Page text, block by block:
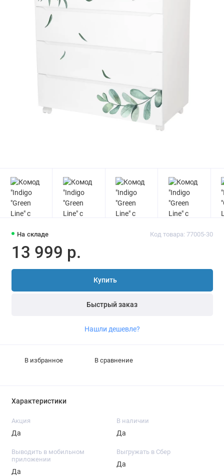
На складе Код товара: 77005-30
13 999 р.
Купить
Быстрый заказ
Нашли дешевле?
В избранное В сравнение
Характеристики
Акция
Да
В наличии
Да
Выводить в мобильном
приложении
Да
Выгружать в Сбер
Да